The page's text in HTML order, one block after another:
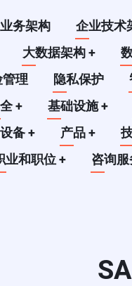
务架构 企业技术
大数据架构+
理 隐私保护
+ 基础设施+
备+ 产品+
业和职位+ 咨询服